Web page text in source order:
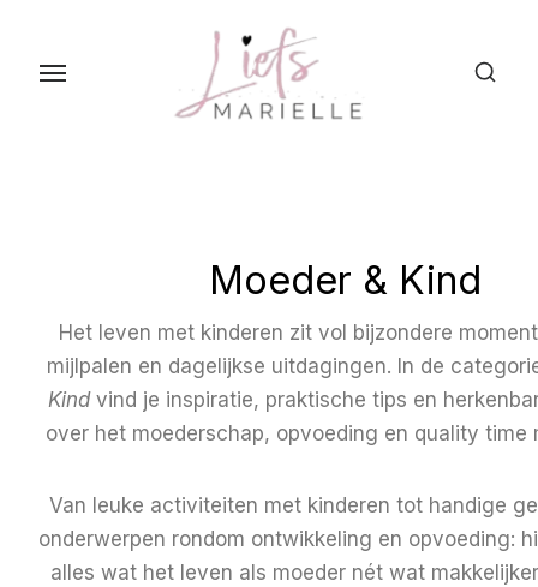
Moeder & Kind
Het leven met kinderen zit vol bijzondere
mijlpalen en dagelijkse uitdagingen. In de
Kindvind je inspiratie, praktische tips en
over het moederschap, opvoeding en quality time
Van leuke activiteiten met kinderen tot handige
onderwerpen rondom ontwikkeling en opvoeding:
alles wat het leven als moeder nét wat